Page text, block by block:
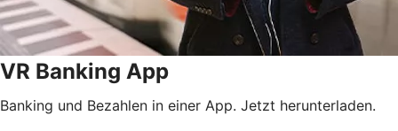
VR Banking App
Banking und Bezahlen in einer App. Jetzt herunterladen.